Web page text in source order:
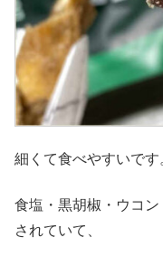
細くて食べやすいです
食塩・黒胡椒・ウコ
されていて、